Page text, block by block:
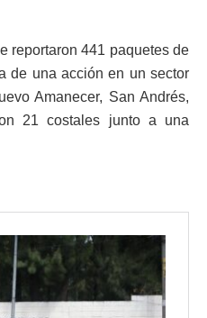
reportaron 441 paquetes de
de una acción en un sector
Amanecer, San Andrés,
21 costales junto a una